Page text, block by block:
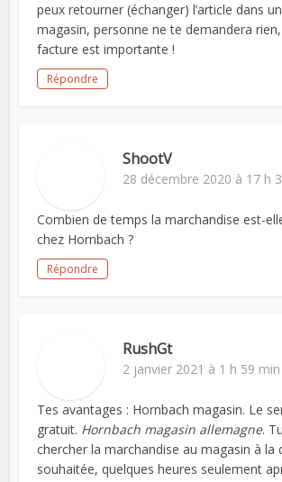
peux retourner (échanger) l’article dans
magasin, personne ne te demandera
facture est importante !
Répondre
ShootV
28 décembre 2020 à 17 h
Combien de temps la marchandise est-
chez Hornbach ?
Répondre
RushGt
2 janvier 2021 à 1 h 59 min
Tes avantages : Hornbach magasin. Le
gratuit. Hornbach magasin allemagne.
chercher la marchandise au magasin à la
souhaitée, quelques heures seulement